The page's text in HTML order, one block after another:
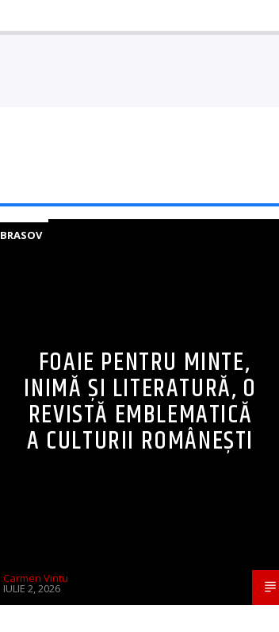
BRASOV
FOAIE PENTRU MINTE,
INIMĂ ȘI LITERATURĂ, O
REVISTĂ EMBLEMATICĂ
A CULTURII ROMÂNEȘTI
Carmen Vintu
IULIE 2, 2026